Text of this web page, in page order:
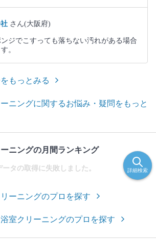
さん(大阪府)
ジでこすっても落ちない汚れがある場合
。
もっとみる
ニングに関するお悩み・疑問をもっと
ニングの月間ランキング
ータの取得に失敗しました。
ーニングのプロを探す
室クリーニングのプロを探す
詳細検索